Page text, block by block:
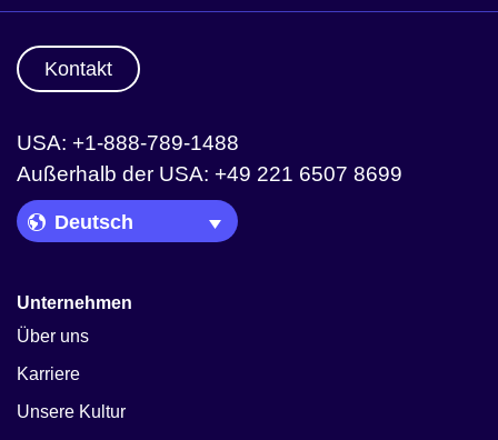
Kontakt
USA: +1-888-789-1488
Außerhalb der USA: +49 221 6507 8699
Language Picker
Unternehmen
Über uns
Karriere
Unsere Kultur